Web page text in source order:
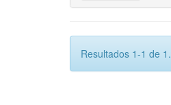
Resultados 1-1 de 1.